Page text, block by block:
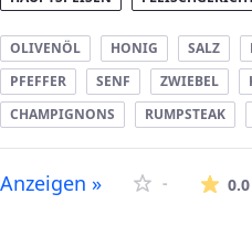
OLIVENÖL HONIG SALZ
PFEFFER
SENF ZWIEBEL
CHAMPIGNONS
RUMPSTEAK
Anzeigen » - 0.0